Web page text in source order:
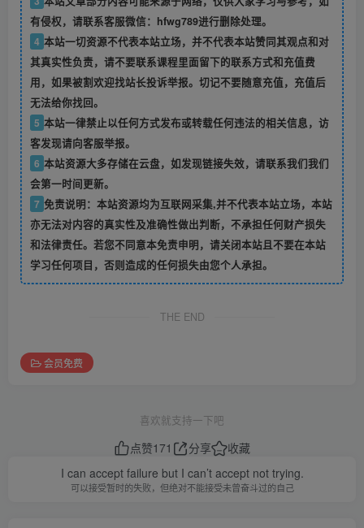
有侵权，请联系客服微信：hfwg789进行删除处理。
4 本站一切资源不代表本站立场，并不代表本站赞同其观点和对
其真实性负责，请不要联系课程里面留下的联系方式和充值费
用，如果被割欢迎找站长投诉举报。切记不要随意充值，充值后
无法给你找回。
5 本站一律禁止以任何方式发布或转载任何违法的相关信息，访
客发现请向客服举报。
6 本站资源大多存储在云盘，如发现链接失效，请联系我们我们
会第一时间更新。
7 免责说明：本站资源均为互联网采集,并不代表本站立场，本站
亦无法对内容的真实性及准确性做出判断，不承担任何财产损失
和法律责任。若您不同意本免责申明，请关闭本站且不要在本站
学习任何项目，否则造成的任何损失由您个人承担。
THE END
会员免费
喜欢就支持一下吧
点赞171 分享
收藏
I can accept failure but I can’t accept not trying.
可以接受暂时的失败，但绝对不能接受未曾奋斗过的自己